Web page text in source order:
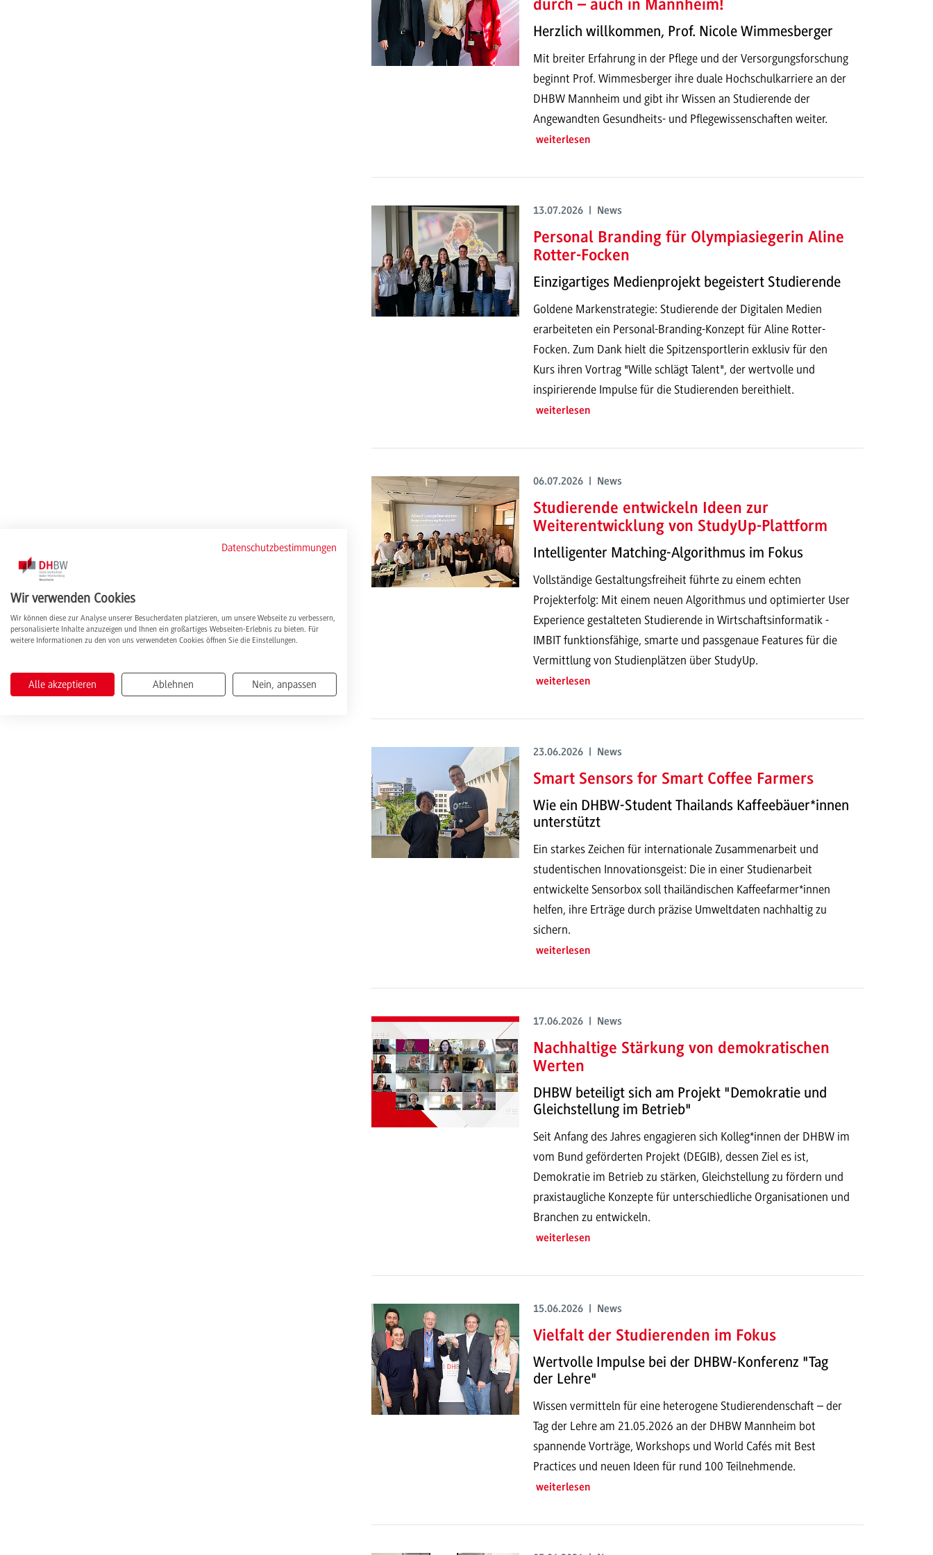
durch – auch in Mannheim!
Herzlich willkommen, Prof. Nicole Wimmesberger
Mit breiter Erfahrung in der Pflege und der Versorgungsforschung
beginnt Prof. Wimmesberger ihre duale Hochschulkarriere an der
DHBW Mannheim und gibt ihr Wissen an Studierende der
Angewandten Gesundheits- und Pflegewissenschaften weiter.
weiterlesen
13.07.2026 | News
Personal Branding für Olympiasiegerin Aline
Rotter-Focken
Einzigartiges Medienprojekt begeistert Studierende
Goldene Markenstrategie: Studierende der Digitalen Medien
erarbeiteten ein Personal-Branding-Konzept für Aline Rotter-
Focken. Zum Dank hielt die Spitzensportlerin exklusiv für den
Kurs ihren Vortrag "Wille schlägt Talent", der wertvolle und
inspirierende Impulse für die Studierenden bereithielt.
weiterlesen
06.07.2026 | News
Studierende entwickeln Ideen zur
Weiterentwicklung von StudyUp-Plattform
Intelligenter Matching-Algorithmus im Fokus
Vollständige Gestaltungsfreiheit führte zu einem echten
Projekterfolg: Mit einem neuen Algorithmus und optimierter User
Experience gestalteten Studierende in Wirtschaftsinformatik -
IMBIT funktionsfähige, smarte und passgenaue Features für die
Vermittlung von Studienplätzen über StudyUp.
weiterlesen
23.06.2026 | News
Smart Sensors for Smart Coffee Farmers
Wie ein DHBW-Student Thailands Kaffeebäuer*innen
unterstützt
Ein starkes Zeichen für internationale Zusammenarbeit und
studentischen Innovationsgeist: Die in einer Studienarbeit
entwickelte Sensorbox soll thailändischen Kaffeefarmer*innen
helfen, ihre Erträge durch präzise Umweltdaten nachhaltig zu
sichern.
weiterlesen
17.06.2026 | News
Nachhaltige Stärkung von demokratischen
Werten
DHBW beteiligt sich am Projekt "Demokratie und
Gleichstellung im Betrieb"
Seit Anfang des Jahres engagieren sich Kolleg*innen der DHBW im
vom Bund geförderten Projekt (DEGIB), dessen Ziel es ist,
Demokratie im Betrieb zu stärken, Gleichstellung zu fördern und
praxistaugliche Konzepte für unterschiedliche Organisationen und
Branchen zu entwickeln.
weiterlesen
15.06.2026 | News
Vielfalt der Studierenden im Fokus
Wertvolle Impulse bei der DHBW-Konferenz "Tag
der Lehre"
Wissen vermitteln für eine heterogene Studierendenschaft – der
Tag der Lehre am 21.05.2026 an der DHBW Mannheim bot
spannende Vorträge, Workshops und World Cafés mit Best
Practices und neuen Ideen für rund 100 Teilnehmende.
weiterlesen
Datenschutzbestimmungen
Wir verwenden Cookies
Wir können diese zur Analyse unserer Besucherdaten platzieren, um unsere Webseite zu verbessern,
personalisierte Inhalte anzuzeigen und Ihnen ein großartiges Webseiten-Erlebnis zu bieten. Für
weitere Informationen zu den von uns verwendeten Cookies öffnen Sie die Einstellungen.
Alle akzeptieren Ablehnen Nein, anpassen